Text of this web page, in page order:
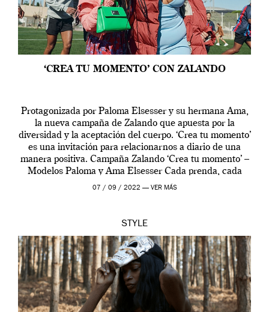
‘CREA TU MOMENTO’ CON ZALANDO
Protagonizada por Paloma Elsesser y su hermana Ama,
la nueva campaña de Zalando que apuesta por la
diversidad y la aceptación del cuerpo. ‘Crea tu momento’
es una invitación para relacionarnos a diario de una
manera positiva. Campaña Zalando ‘Crea tu momento’ –
Modelos Paloma y Ama Elsesser Cada prenda, cada
outfit, cada momento, caracteriza […]
07 / 09 / 2022 — VER MÁS
STYLE